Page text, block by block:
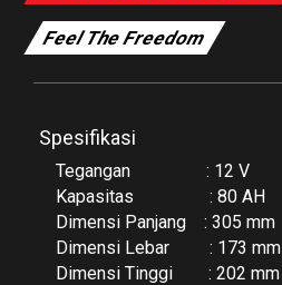
Feel The Freedom
Spesifikasi
Tegangan : 12 V
Kapasitas : 80 AH
Dimensi Panjang : 305 mm
Dimensi Lebar : 173 mm
Dimensi Tinggi : 202 mm